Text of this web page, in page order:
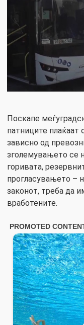
Поскапе
патниците плаќаат
зависно од
зголемувањето се
горивата,
прогласувањето –
законот, треба да
вработените.